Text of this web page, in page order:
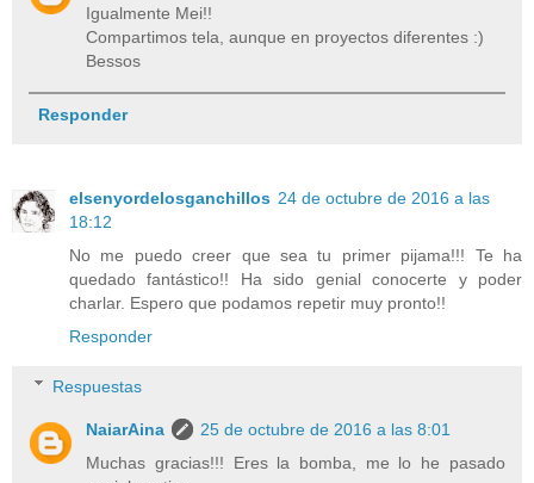
Igualmente Mei!!
Compartimos tela, aunque en proyectos diferentes :)
Bessos
Responder
elsenyordelosganchillos 24 de octubre de 2016 a las
18:12
No me puedo creer que sea tu primer pijama!!! Te ha
quedado fantástico!! Ha sido genial conocerte y poder
charlar. Espero que podamos repetir muy pronto!!
Responder
Respuestas
NaiarAina
25 de octubre de 2016 a las 8:01
Muchas gracias!!! Eres la bomba, me lo he pasado